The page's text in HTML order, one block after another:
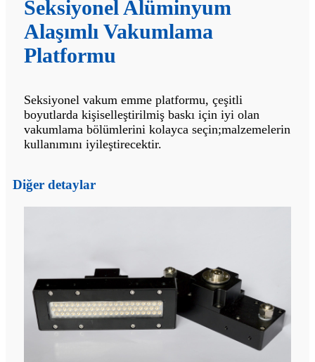
Seksiyonel Alüminyum
Alaşımlı Vakumlama
Platformu
Seksiyonel vakum emme platformu, çeşitli
boyutlarda kişiselleştirilmiş baskı için iyi olan
vakumlama bölümlerini kolayca seçin;malzemelerin
kullanımını iyileştirecektir.
Diğer detaylar